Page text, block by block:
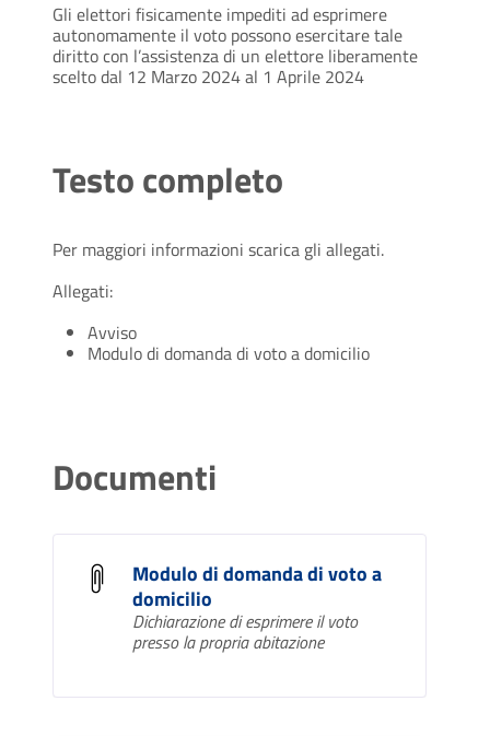
Gli elettori fisicamente impediti ad esprimere
autonomamente il voto possono esercitare tale
diritto con l’assistenza di un elettore liberamente
scelto dal 12 Marzo 2024 al 1 Aprile 2024
Testo completo
Per maggiori informazioni scarica gli allegati.
Allegati:
Avviso
Modulo di domanda di voto a domicilio
Documenti
Modulo di domanda di voto a
domicilio
Dichiarazione di esprimere il voto
presso la propria abitazione